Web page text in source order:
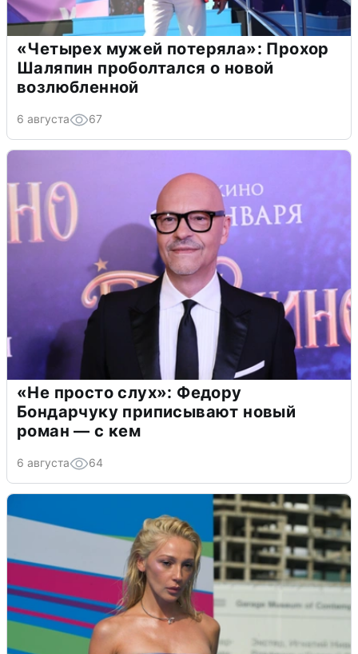
«Четырех мужей потеряла»: Прохор
Шаляпин проболтался о новой
возлюбленной
6 августа 67
«Не просто слух»: Федору
Бондарчуку приписывают новый
роман — с кем
6 августа 64